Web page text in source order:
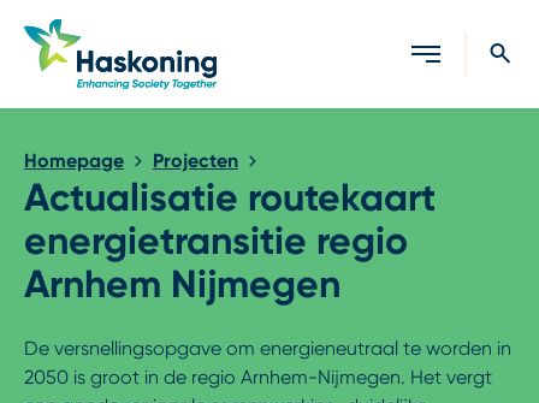
Sluiten
Homepage Projecten
Actualisatie routekaart
energietransitie regio
Arnhem Nijmegen
De versnellingsopgave om energieneutraal te worden in
2050 is groot in de regio Arnhem-Nijmegen. Het vergt